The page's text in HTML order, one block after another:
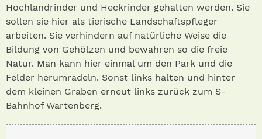
Hochlandrinder und Heckrinder gehalten werden. Sie
sollen sie hier als tierische Landschaftspfleger
arbeiten. Sie verhindern auf natürliche Weise die
Bildung von Gehölzen und bewahren so die freie
Natur. Man kann hier einmal um den Park und die
Felder herumradeln. Sonst links halten und hinter
dem kleinen Graben erneut links zurück zum S-
Bahnhof Wartenberg.